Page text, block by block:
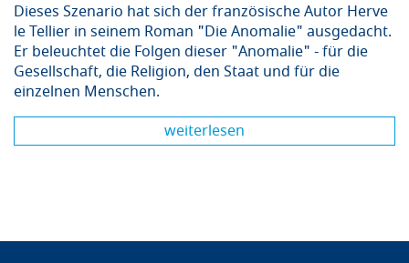
Dieses Szenario hat sich der französische Autor Herve
le Tellier in seinem Roman "Die Anomalie" ausgedacht.
Er beleuchtet die Folgen dieser "Anomalie" - für die
Gesellschaft, die Religion, den Staat und für die
einzelnen Menschen.
weiterlesen